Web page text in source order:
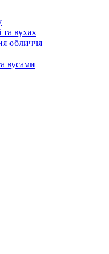
та вухах
обличчя
вусами